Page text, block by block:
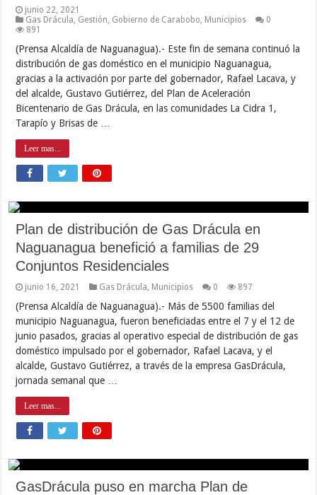
junio 22, 2021
Gas Drácula Gestión Gobierno de Carabobo Municipios
0
891
(Prensa Alcaldía de Naguanagua).- Este fin de semana continuó la
distribución de gas doméstico en el municipio Naguanagua,
gracias a la activación por parte del gobernador, Rafael Lacava, y
del alcalde, Gustavo Gutiérrez, del Plan de Aceleración
Bicentenario de Gas Drácula, en las comunidades La Cidra 1,
Tarapío y Brisas de …
Leer mas...
Plan de distribución de Gas Drácula en
Naguanagua benefició a familias de 29
Conjuntos Residenciales
junio 16, 2021 Gas Drácula Municipios 0 897
(Prensa Alcaldía de Naguanagua).- Más de 5500 familias del
municipio Naguanagua, fueron beneficiadas entre el 7 y el 12 de
junio pasados, gracias al operativo especial de distribución de gas
doméstico impulsado por el gobernador, Rafael Lacava, y el
alcalde, Gustavo Gutiérrez, a través de la empresa GasDrácula,
jornada semanal que …
Leer mas...
GasDrácula puso en marcha Plan de